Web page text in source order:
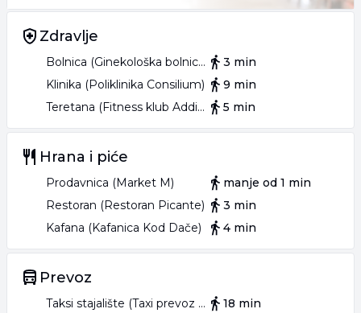
Zdravlje
Bolnica (Ginekološka bolnica GINS)
3 min
Klinika (Poliklinika Consilium)
9 min
Teretana (Fitness klub Addiction)
5 min
Hrana i piće
Prodavnica (Market M)
manje od 1 min
Restoran (Restoran Picante)
3 min
Kafana (Kafanica Kod Dače)
4 min
Prevoz
Taksi stajalište (Taxi prevoz Novi Sad)
18 min